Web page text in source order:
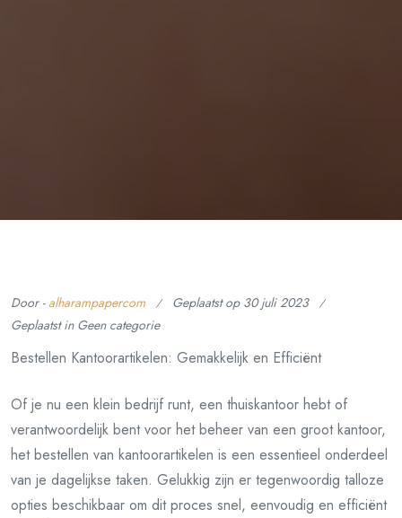
Door - alharampapercom Geplaatst op 30 juli 2023
Geplaatst in Geen categorie
Bestellen Kantoorartikelen: Gemakkelijk en Efficiënt
Of je nu een klein bedrijf runt, een thuiskantoor hebt of
verantwoordelijk bent voor het beheer van een groot kantoor,
het bestellen van kantoorartikelen is een essentieel onderdeel
van je dagelijkse taken. Gelukkig zijn er tegenwoordig talloze
opties beschikbaar om dit proces snel, eenvoudig en efficiënt